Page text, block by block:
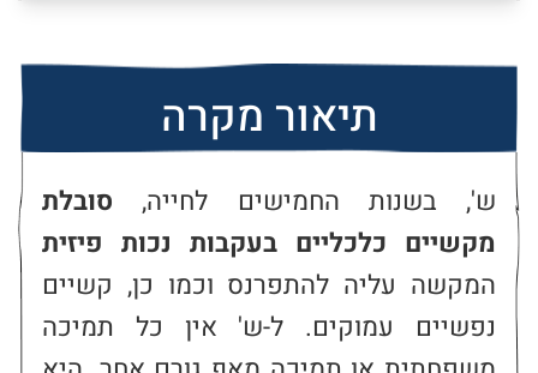
תיאור מקרה
ש', בשנות החמישים לחייה,
סובלת
מקשיים כלכליים בעקבות נכות פיזית
המקשה עליה להתפרנס וכמו כן, קשיים
נפשיים עמוקים. ל-ש' אין כל תמיכה